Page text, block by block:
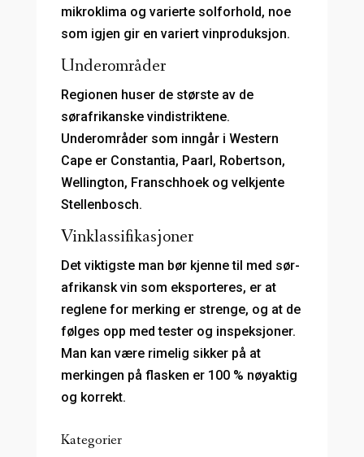
mikroklima og varierte solforhold, noe
som igjen gir en variert vinproduksjon.
Underområder
Regionen huser de største av de
sørafrikanske vindistriktene.
Underområder som inngår i Western
Cape er Constantia, Paarl, Robertson,
Wellington, Franschhoek og velkjente
Stellenbosch.
Vinklassifikasjoner
Det viktigste man bør kjenne til med sør-
afrikansk vin som eksporteres, er at
reglene for merking er strenge, og at de
følges opp med tester og inspeksjoner.
Man kan være rimelig sikker på at
merkingen på flasken er 100 % nøyaktig
og korrekt.
Kategorier